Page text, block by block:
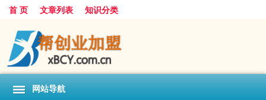
首 页 文章列表 知识分类
网站导航